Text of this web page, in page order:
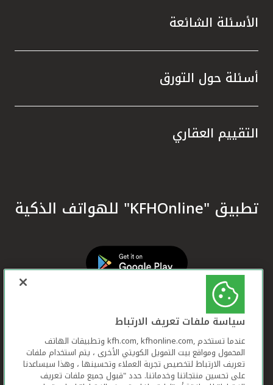
الأسئلة الشائعة
أسئلة حول التورق
التقييم العقاري
تطبيق "KFHOnline" للهواتف الذكية
سياسة ملفات تعريف الارتباط
عندما تستخدم ,kfh.com, kfhonline.com وتطبيقات الهاتف
المحمول ومواقع بيت التمويل الكويتي الأخرى ، يتم استخدام ملفات
تعريف الارتباط لتخصيص تجربة العملاء وتحسينها ، وهذا سيساعدنا
على تحسين منتجاتنا وخدماتنا. حدد "قبول جميع ملفات تعريف